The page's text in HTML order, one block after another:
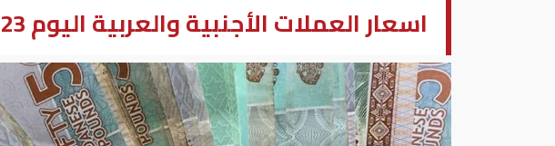
اسعار العملات الأجنبية والعربية اليوم 23- 10- 2019 في مصر